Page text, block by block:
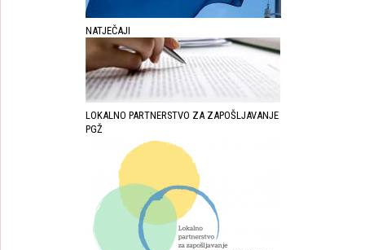
NATJEČAJI
LOKALNO PARTNERSTVO ZA ZAPOŠLJAVANJE
PGŽ